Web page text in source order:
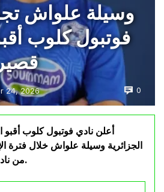
وسيلة علواش
فوتبول كلوب
24, 2026 0
أعلن نادي فوتبول كلوب أقبو
الجزائرية وسيلة علواش خلال فترة
من نادي أنطاليا سبور التركي.